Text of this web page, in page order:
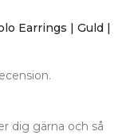
Earrings | Guld |
dig gärna och så